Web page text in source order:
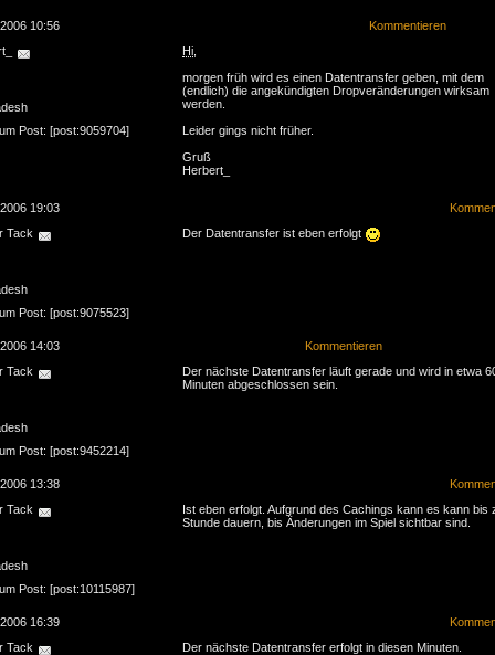
10:56
Kommentieren
Post: [post:9059704]
Hi
morgen früh wird es einen Datentransfer geben, mit dem
(endlich) die angekündigten Dropveränderungen wirksam
werden.
Leider gings nicht früher.
Gruß
Herbert_
19:03
Tack
Post: [post:9075523]
Der Datentransfer ist eben erfolgt
14:03
Kommentieren
Tack
Post: [post:9452214]
Der nächste Datentransfer läuft gerade und wird in etwa
Minuten abgeschlossen sein.
13:38
Tack
Post: [post:10115987]
Ist eben erfolgt. Aufgrund des Cachings kann es kann bis
Stunde dauern, bis Änderungen im Spiel sichtbar sind.
16:39
Tack
Der nächste Datentransfer erfolgt in diesen Minuten.